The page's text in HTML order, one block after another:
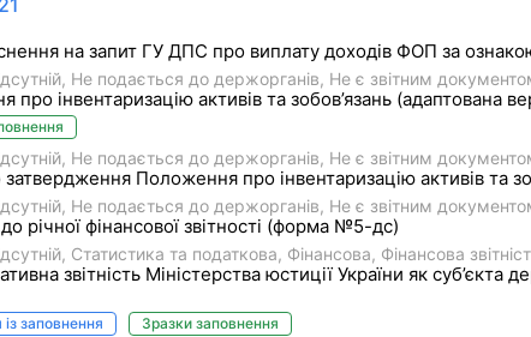
на запит ГУ ДПС про виплату доходів ФОП за
Не подається до держорганів Не є звітним
про інвентаризацію активів та зобов’язань (адаптована
Не подається до держорганів Не є звітним
Положення про інвентаризацію активів та
Не подається до держорганів Не є звітним
річної фінансової звітності (форма №5-дс)
Статистика та податкова Фiнансова Фінансова
звітність Міністерства юстиції України як
із заповнення Зразки заповнення